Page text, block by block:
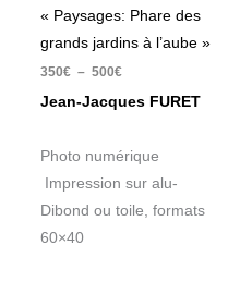
« Paysages: Phare des
grands jardins à l’aube »
350€ – 500€
Jean-Jacques FURET
Photo numérique
Impression sur alu-
Dibond ou toile, formats
60×40